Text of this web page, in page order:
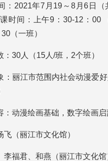
：2021年7月19～8月6日（
时间：上午9：30-12：00
（一班）
：30人（15人/班，2个班）
：丽江市范围内社会动漫爱
：动漫绘画基础，数字绘画启
（丽江市文化馆）
李福君、和燕（丽江市文化馆